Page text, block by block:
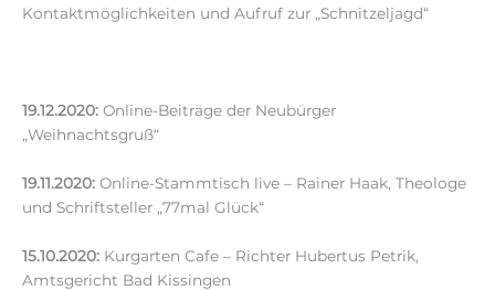
Kontaktmöglichkeiten und Aufruf zur „Schnitzeljagd“
19.12.2020: Online-Beiträge der Neubürger
„Weihnachtsgruß“
19.11.2020: Online-Stammtisch live – Rainer Haak, Theologe
und Schriftsteller „77mal Glück“
15.10.2020: Kurgarten Cafe – Richter Hubertus Petrik,
Amtsgericht Bad Kissingen